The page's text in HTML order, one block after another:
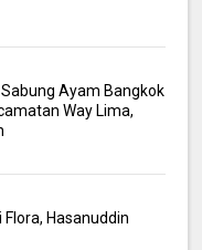
Ayam Bangkok
Way Lima,
Hasanuddin